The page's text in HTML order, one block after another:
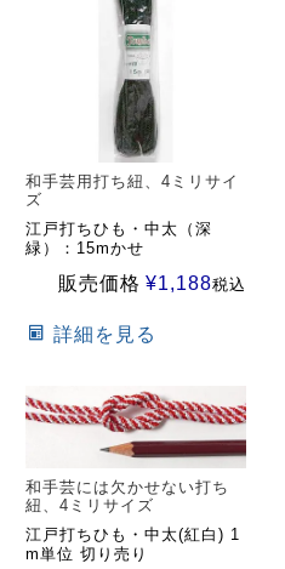
和手芸用打ち紐、4ミリサイ
ズ
江戸打ちひも・中太（深
緑）：15mかせ
販売価格 ¥1,188税込
詳細を見る
和手芸には欠かせない打ち
紐、4ミリサイズ
江戸打ちひも・中太(紅白) 1
m単位 切り売り